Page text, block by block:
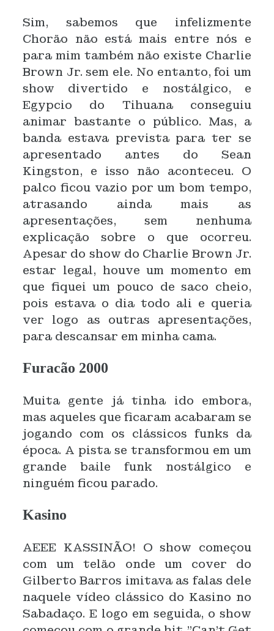
Sim, sabemos que infelizmente
Chorão não está mais entre nós e
para mim também não existe Charlie
Brown Jr. sem ele. No entanto, foi um
show divertido e nostálgico, e
Egypcio do Tihuana conseguiu
animar bastante o público. Mas, a
banda estava prevista para ter se
apresentado antes do Sean
Kingston, e isso não aconteceu. O
palco ficou vazio por um bom tempo,
atrasando ainda mais as
apresentações, sem nenhuma
explicação sobre o que ocorreu.
Apesar do show do Charlie Brown Jr.
estar legal, houve um momento em
que fiquei um pouco de saco cheio,
pois estava o dia todo ali e queria
ver logo as outras apresentações,
para descansar em minha cama.
Furacão 2000
Muita gente já tinha ido embora,
mas aqueles que ficaram acabaram se
jogando com os clássicos funks da
época. A pista se transformou em um
grande baile funk nostálgico e
ninguém ficou parado.
Kasino
AEEE KASSINÃO! O show começou
com um telão onde um cover do
Gilberto Barros imitava as falas dele
naquele vídeo clássico do Kasino no
Sabadaço. E logo em seguida, o show